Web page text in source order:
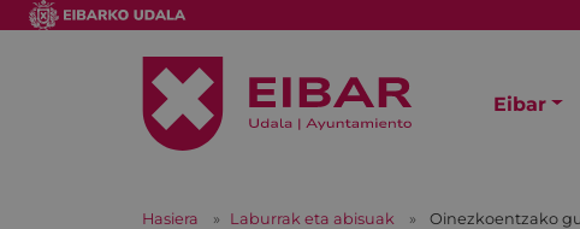
Eibar
Hasiera Laburrak eta abisuak Oinezkoentzako